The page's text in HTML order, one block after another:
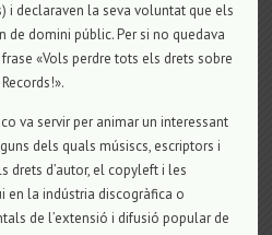
i declaraven la seva voluntat que els
de domini públic. Per si no quedava
«Vols perdre tots els drets sobre
va servir per animar un interessant
dels quals músiscs, escriptors i
drets d’autor, el copyleft i les
en la indústria discogràfica o
de l’extensió i difusió popular de